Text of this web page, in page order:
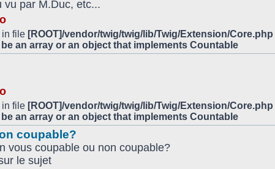
vu par M.Duc, etc...
in file [ROOT]/vendor/twig/twig/lib/Twig/Extension/Core.php
an array or an object that implements Countable
in file [ROOT]/vendor/twig/twig/lib/Twig/Extension/Core.php
an array or an object that implements Countable
coupable?
vous coupable ou non coupable?
le sujet